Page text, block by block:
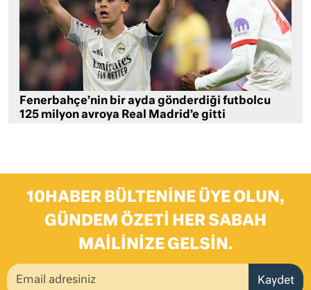
Fenerbahçe’nin bir ayda gönderdiği futbolcu
125 milyon avroya Real Madrid’e gitti
10HABER BÜLTENINE ÜYE OLUN,
GÜNDEM ÖZETI HER SABAH
MAILINIZE GELSIN.
Kaydet